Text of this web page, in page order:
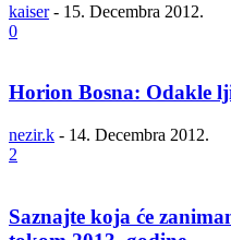
kaiser - 15. Decembra 2012.
0
Horion Bosna: Odakle
nezir.k - 14. Decembra 2012.
2
Saznajte koja će